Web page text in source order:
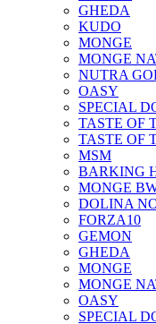
GHEDA
KUDO
MONGE
MONGE
NUTRA
OASY
SPECIAL
TASTE OF
TASTE OF
MSM
BARKING
MONGE
DOLINA
FORZA10
GEMON
GHEDA
MONGE
MONGE
OASY
SPECIAL